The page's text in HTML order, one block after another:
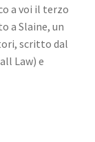
a voi il terzo
a Slaine, un
scritto dal
Law) e